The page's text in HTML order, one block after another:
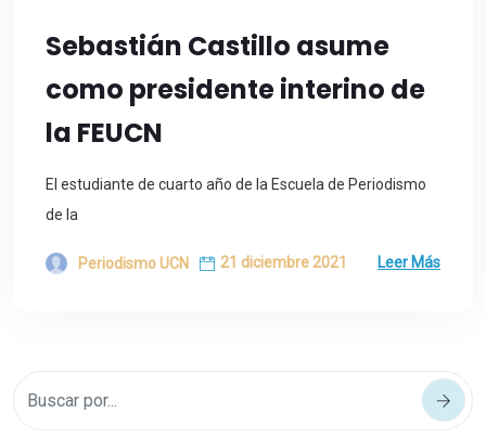
Sebastián Castillo asume
como presidente interino de
la FEUCN
El estudiante de cuarto año de la Escuela de Periodismo
de la
Periodismo UCN 21 diciembre 2021 Leer Más